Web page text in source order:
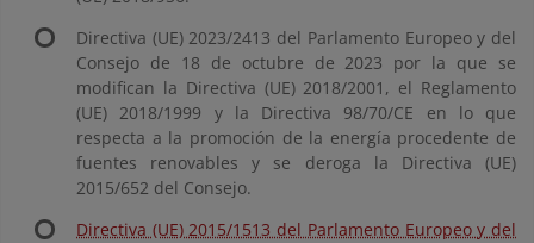
Directiva (UE) 2023/2413 del Parlamento Europeo y del
Consejo de 18 de octubre de 2023 por la que se
modifican la Directiva (UE) 2018/2001, el Reglamento
(UE) 2018/1999 y la Directiva 98/70/CE en lo que
respecta a la promoción de la energía procedente de
fuentes renovables y se deroga la Directiva (UE)
2015/652 del Consejo.
Directiva (UE) 2015/1513 del Parlamento Europeo y del